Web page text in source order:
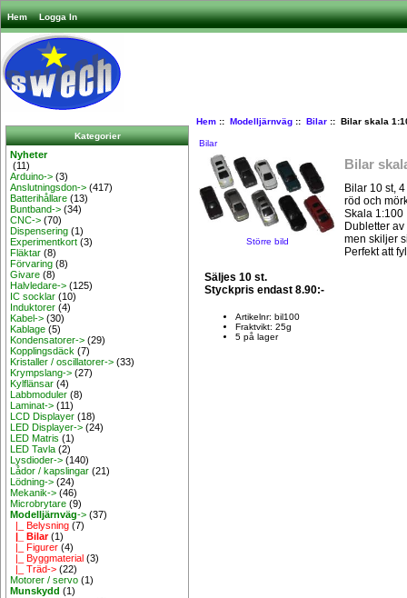
Hem Logga In
Kategorier
Nyheter
(11)
Arduino-> (3)
Anslutningsdon-> (417)
Batterihållare (13)
Buntband-> (34)
CNC-> (70)
Dispensering (1)
Experimentkort (3)
Fläktar (8)
Förvaring (8)
Givare (8)
Halvledare-> (125)
IC socklar (10)
Induktorer (4)
Kabel-> (30)
Kablage (5)
Kondensatorer-> (29)
Kopplingsdäck (7)
Kristaller / oscillatorer-> (33)
Krympslang-> (27)
Kylflänsar (4)
Labbmoduler (8)
Laminat-> (11)
LCD Displayer (18)
LED Displayer-> (24)
LED Matris (1)
LED Tavla (2)
Lysdioder-> (140)
Lådor / kapslingar (21)
Lödning-> (24)
Mekanik-> (46)
Microbrytare (9)
Modelljärnväg-> (37)
|_ Belysning (7)
|_ Bilar(1)
|_ Figurer (4)
|_ Byggmaterial (3)
|_ Träd-> (22)
Motorer / servo (1)
Munskydd (1)
Hem:: Modelljärnväg:: Bilar:: Bilar skala
Bilar
Större bild
Bilar
Bilar 10 st,
röd och
Skala 1:100
Dubletter
men skiljer
Perfekt att
Säljes 10 st.
Styckpris endast 8.90:-
Artikelnr: bil100
Fraktvikt: 25g
5 på lager